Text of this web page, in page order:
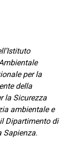
per la
della
la Sicurezza
ambientale e
Dipartimento di
Sapienza.